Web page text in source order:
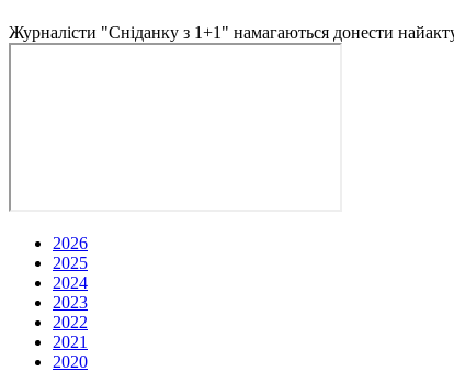
Журналісти "Сніданку з 1+1" намагаються донести
2026
2025
2024
2023
2022
2021
2020